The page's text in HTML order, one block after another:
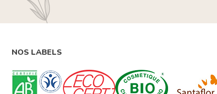
NOS LABELS